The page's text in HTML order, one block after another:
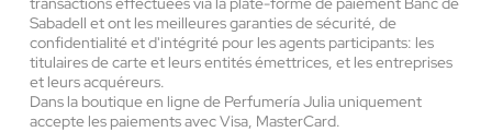
Sabadell et ont les meilleures garanties de sécurité, de
confidentialité et d'intégrité pour les agents participants: les
titulaires de carte et leurs entités émettrices, et les entreprises
et leurs acquéreurs.
Dans la boutique en ligne de Perfumería Julia uniquement
accepte les paiements avec Visa, MasterCard.